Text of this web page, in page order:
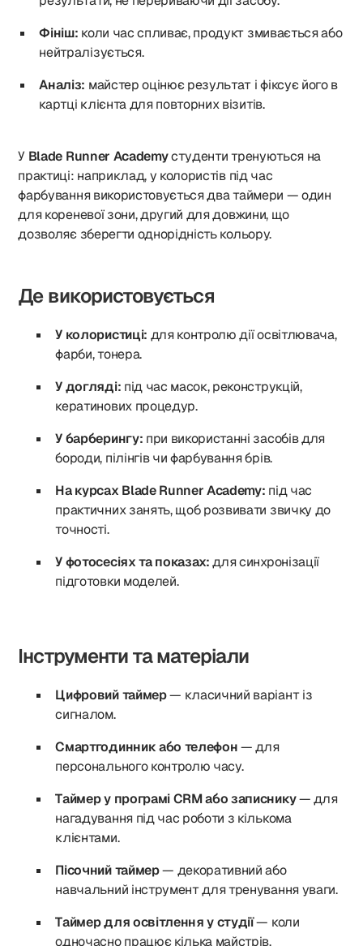
Фініш: коли час спливає, продукт змивається або
нейтралізується.
Аналіз: майстер оцінює результат і фіксує його в
картці клієнта для повторних візитів.
У Blade Runner Academyстуденти тренуються на
практиці: наприклад, у колористів під час
фарбування використовується два таймери — один
для кореневої зони, другий для довжини, що
дозволяє зберегти однорідність кольору.
Де використовується
У колористиці: для контролю дії освітлювача,
фарби, тонера.
У догляді: під час масок, реконструкцій,
кератинових процедур.
У барберингу: при використанні засобів для
бороди, пілінгів чи фарбування брів.
На курсах Blade Runner Academy: під час
практичних занять, щоб розвивати звичку до
точності.
У фотосесіях та показах:для синхронізації
підготовки моделей.
Інструменти та матеріали
Цифровий таймер— класичний варіант із
сигналом.
Смартгодинник або телефон— для
персонального контролю часу.
Таймер у програмі CRM або записнику— для
нагадування під час роботи з кількома
клієнтами.
Пісочний таймер— декоративний або
навчальний інструмент для тренування уваги.
Таймер для освітлення у студії— коли
одночасно працює кілька майстрів.